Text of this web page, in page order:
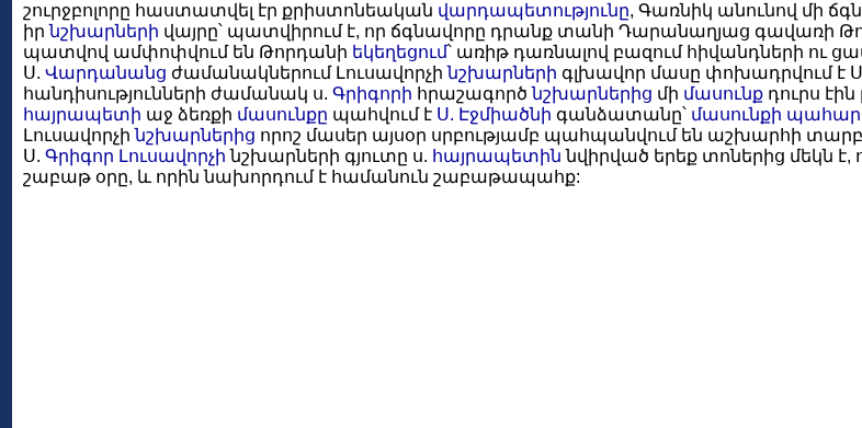
շուրջբոլորը հաստատվել էր քրիստոնեական վարդապետությունը, Գառնիկ անունով մի
իրնշխարների վայրը՝ պատվիրում է, որ ճգնավորը դրանք տանի Դարանաղյաց գավառի
պատվով ամփոփվում են Թորդանի եկեղեցում՝ առիթ դառնալով բազում հիվանդների ու
Ս. Վարդանանց ժամանակներում Լուսավորչինշխարների գլխավոր մասը փոխադրվում է
հանդիսությունների ժամանակ ս. Գրիգորի հրաշագործնշխարներից մի մասունք դուրս
հայրապետի աջ ձեռքի մասունքը պահվում է Ս. Էջմիածնի գանձատանը՝ մասունքի
Լուսավորչինշխարներից որոշ մասեր այսօր սրբությամբ պահպանվում են աշխարհի
Ս. Գրիգոր Լուսավորչի նշխարների գյուտը ս. հայրապետին նվիրված երեք տոներից մեկն
շաբաթ օրը, և որին նախորդում է համանուն շաբաթապահք: